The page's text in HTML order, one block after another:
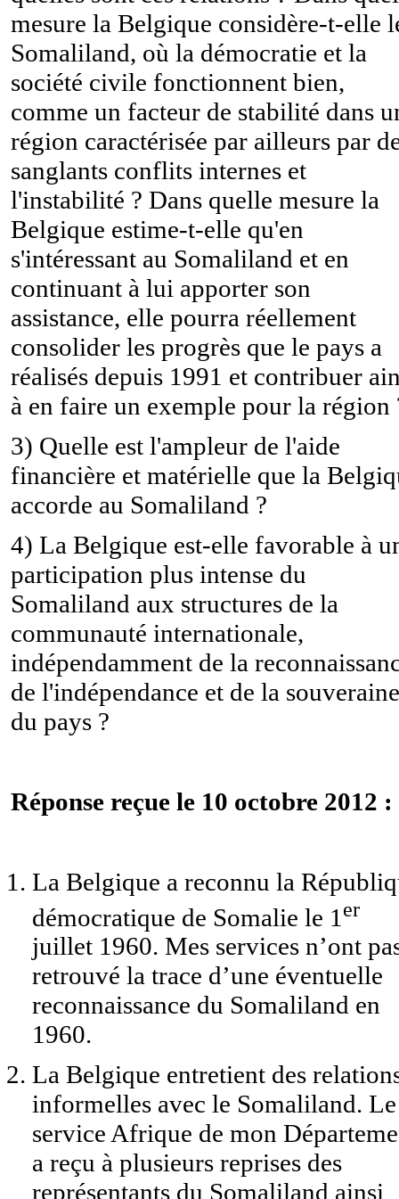
mesure la Belgique considère-t-elle
Somaliland, où la démocratie et la
société civile fonctionnent bien,
comme un facteur de stabilité dans
région caractérisée par ailleurs par
sanglants conflits internes et
l'instabilité ? Dans quelle mesure la
Belgique estime-t-elle qu'en
s'intéressant au Somaliland et en
continuant à lui apporter son
assistance, elle pourra réellement
consolider les progrès que le pays a
réalisés depuis 1991 et contribuer
à en faire un exemple pour la région
3) Quelle est l'ampleur de l'aide
financière et matérielle que la
accorde au Somaliland ?
4) La Belgique est-elle favorable à
participation plus intense du
Somaliland aux structures de la
communauté internationale,
indépendamment de la
de l'indépendance et de la
du pays ?
Réponse reçue le 10 octobre 2012 :
La Belgique a reconnu la
démocratique de Somalie le 1 er
juillet 1960. Mes services n’ont
retrouvé la trace d’une éventuelle
reconnaissance du Somaliland en
1960.
La Belgique entretient des
informelles avec le Somaliland. Le
service Afrique de mon
a reçu à plusieurs reprises des
représentants du Somaliland ainsi